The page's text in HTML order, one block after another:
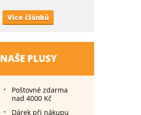
Více článků
NAŠE PLUSY
Poštovné zdarma
nad 4000 Kč
Dárek při nákupu